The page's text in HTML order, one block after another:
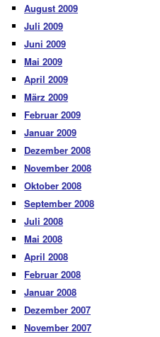
August 2009
Juli 2009
Juni 2009
Mai 2009
April 2009
März 2009
Februar 2009
Januar 2009
Dezember 2008
November 2008
Oktober 2008
September 2008
Juli 2008
Mai 2008
April 2008
Februar 2008
Januar 2008
Dezember 2007
November 2007